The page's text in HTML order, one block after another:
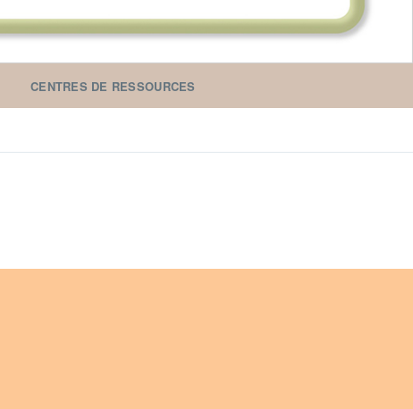
CENTRES DE RESSOURCES